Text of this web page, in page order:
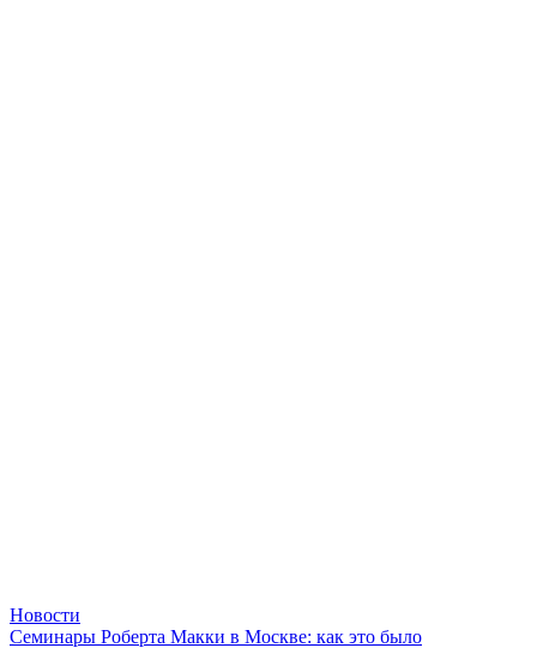
Новости
Семинары Роберта Макки в Москве: как это было